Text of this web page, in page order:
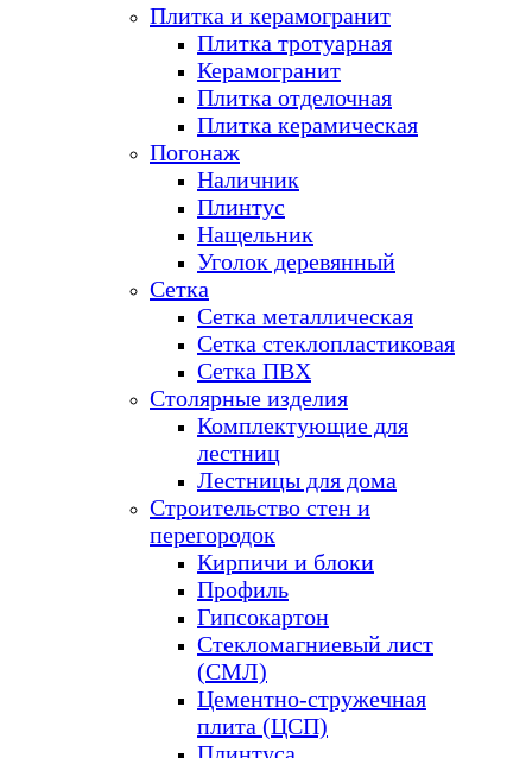
Плитка и керамогранит
Плитка тротуарная
Керамогранит
Плитка отделочная
Плитка керамическая
Погонаж
Наличник
Плинтус
Нащельник
Уголок деревянный
Сетка
Сетка металлическая
Сетка стеклопластиковая
Сетка ПВХ
Столярные изделия
Комплектующие для
лестниц
Лестницы для дома
Строительство стен и
перегородок
Кирпичи и блоки
Профиль
Гипсокартон
Стекломагниевый лист
(СМЛ)
Цементно-стружечная
плита (ЦСП)